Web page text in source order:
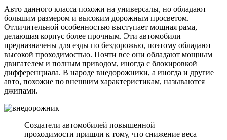
Авто данного класса похожи на универсалы, но обладают
большим размером и высоким дорожным просветом.
Отличительной особенностью выступает мощная рама,
делающая корпус более прочным. Эти автомобили
предназначены для езды по бездорожью, поэтому обладают
высокой проходимостью. Почти все они обладают мощным
двигателем и полным приводом, иногда с блокировкой
дифференциала. В народе внедорожники, а иногда и другие
авто, похожие по внешним характеристикам, называются
джипами.
Создатели автомобилей повышенной
проходимости пришли к тому, что снижение веса